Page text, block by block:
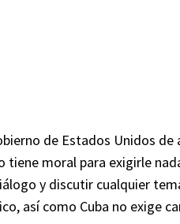
de Estados Unidos
moral para exigirle
y discutir cualquier
así como Cuba no exige